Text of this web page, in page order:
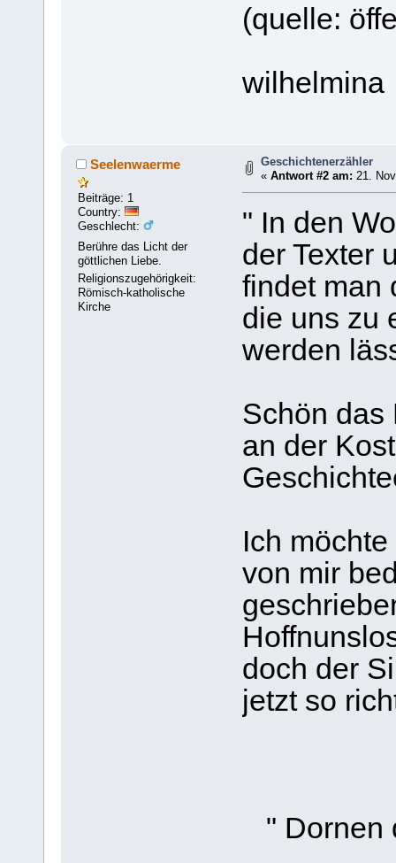
(quelle:
wilhelmina
Seelenwaerme
Beiträge: 1
Country:
Geschlecht:
Berühre das Licht der
göttlichen Liebe.
Religionszugehörigkeit:
Römisch-katholische
Kirche
Geschichtenerzähler
«Antwort #2 am: 21.
" In den
der Texter
findet man
die uns zu
werden
Schön das
an der
Ich
von mir
doch der
jetzt so
" Dornen